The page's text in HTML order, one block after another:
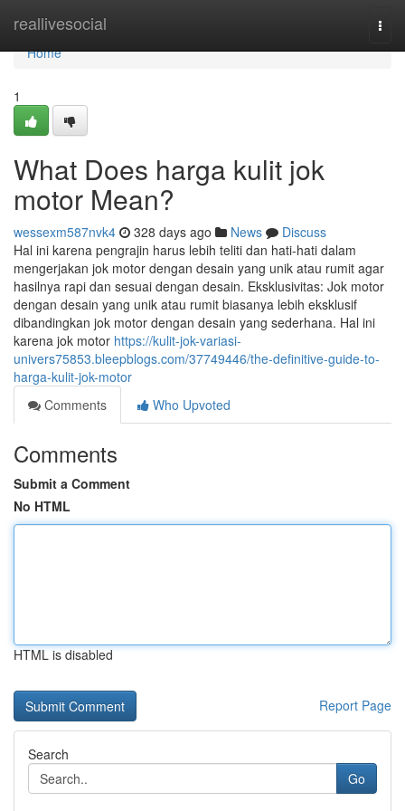
reallivesocial
Home
Home
1
What Does harga kulit jok
motor Mean?
wessexm587nvk4 328 days ago News
Discuss
Hal ini karena pengrajin harus lebih teliti dan hati-hati dalam
mengerjakan jok motor dengan desain yang unik atau rumit agar
hasilnya rapi dan sesuai dengan desain. Eksklusivitas: Jok motor
dengan desain yang unik atau rumit biasanya lebih eksklusif
dibandingkan jok motor dengan desain yang sederhana. Hal ini
karena jok motor https://kulit-jok-variasi-
univers75853.bleepblogs.com/37749446/the-definitive-guide-to-
harga-kulit-jok-motor
Comments
Who Upvoted
Comments
Submit a Comment
No HTML
HTML is disabled
Report Page
Search
Go